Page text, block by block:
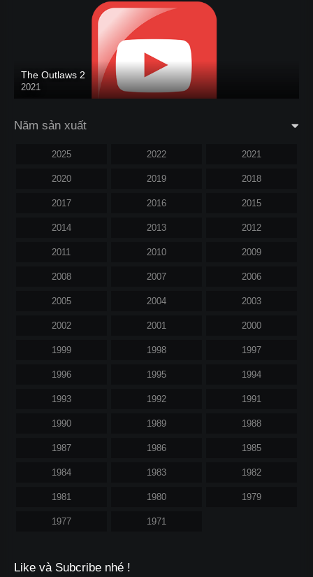
The Outlaws 2
2021
Năm sản xuất
2025 2022 2021
2020 2019 2018
2017 2016 2015
2014 2013 2012
2011 2010 2009
2008 2007 2006
2005 2004 2003
2002 2001 2000
1999 1998 1997
1996 1995 1994
1993 1992 1991
1990 1989 1988
1987 1986 1985
1984 1983 1982
1981 1980 1979
1977 1971
Like và Subcribe nhé !